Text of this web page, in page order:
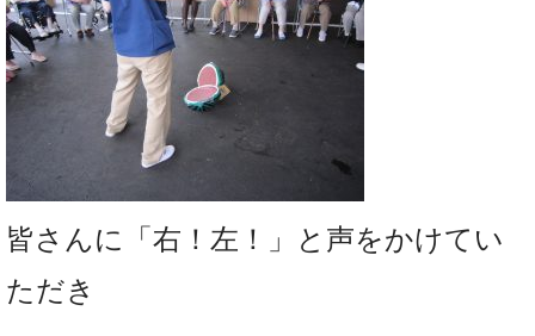
皆さんに「右！左！」と声をかけてい
ただき